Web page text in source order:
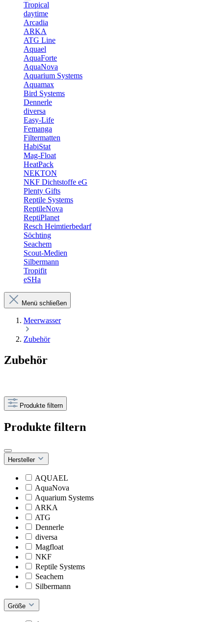
Tropical
daytime
Arcadia
ARKA
ATG Line
Aquael
AquaForte
AquaNova
Aquarium Systems
Aquamax
Bird Systems
Dennerle
diversa
Easy-Life
Femanga
Filtermatten
HabiStat
Mag-Float
HeatPack
NEKTON
NKF Dichtstoffe eG
Plenty Gifts
Reptile Systems
ReptileNova
ReptiPlanet
Resch Heimtierbedarf
Söchting
Seachem
Scout-Medien
Silbermann
Tropifit
eSHa
Menü schließen
Meerwasser
Zubehör
Zubehör
Produkte filtern
Produkte filtern
Hersteller
AQUAEL
AquaNova
Aquarium Systems
ARKA
ATG
Dennerle
diversa
Magfloat
NKF
Reptile Systems
Seachem
Silbermann
Größe